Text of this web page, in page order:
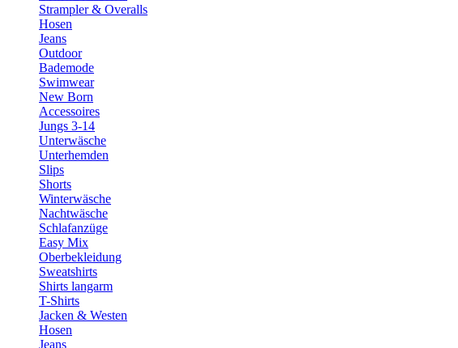
Strampler & Overalls
Hosen
Jeans
Outdoor
Bademode
Swimwear
New Born
Accessoires
Jungs 3-14
Unterwäsche
Unterhemden
Slips
Shorts
Winterwäsche
Nachtwäsche
Schlafanzüge
Easy Mix
Oberbekleidung
Sweatshirts
Shirts langarm
T-Shirts
Jacken & Westen
Hosen
Jeans